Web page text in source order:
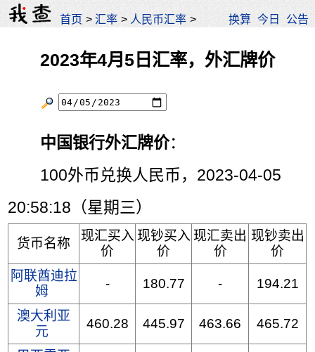
首页 >汇率 > 人民币汇率 > 换算 今日 公告
2023年4月5日汇率，外汇牌价
中国银行外汇牌价：
100外币兑换人民币，2023-04-05
20:58:18（星期三）
货币名称
现汇买入
价
现钞买入
价
现汇卖出
价
现钞卖出
价
阿联酋迪拉
姆
- 180.77 - 194.21
澳大利亚
元
460.28 445.97 463.66 465.72